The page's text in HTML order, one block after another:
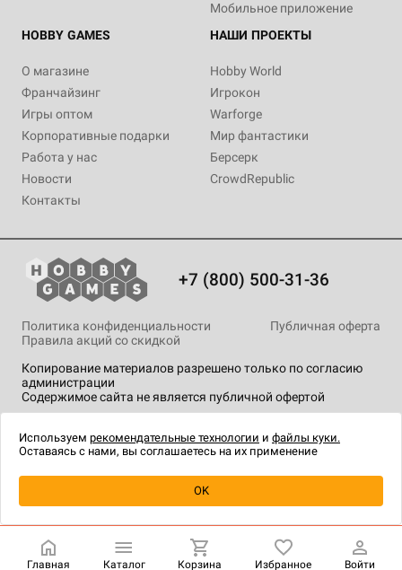
Уведомить о наличии
Мобильное приложение
HOBBY GAMES
О магазине
Франчайзинг
Игры оптом
Корпоративные подарки
Работа у нас
Новости
Контакты
НАШИ ПРОЕКТЫ
Hobby World
Игрокон
Warforge
Мир фантастики
Берсерк
CrowdRepublic
+7 (800) 500-31-36
Копирование материалов разрешено только по согласию
администрации
Содержимое сайта не является публичной офертой
Политика конфиденциальности
Публичная оферта
Правила акций со скидкой
технологии.
Главная Каталог Корзина Избранное Войти
Используем рекомендательные технологии и файлы куки.
Оставаясь с нами, вы соглашаетесь на их применение
OK